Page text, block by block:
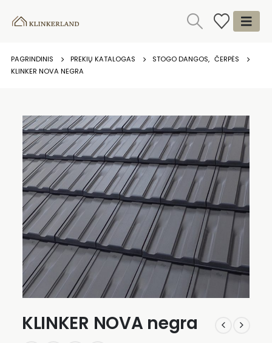
PAGRINDINIS PREKIŲ KATALOGAS STOGO DANGOS, ČERPĖS
KLINKER NOVA NEGRA
KLINKER NOVA negra